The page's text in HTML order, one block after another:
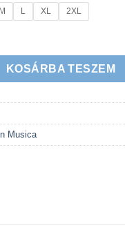
M L XL 2XL
- SZITAKÖTŐ FÉRFI
KOSÁRBA TESZEM
Musica